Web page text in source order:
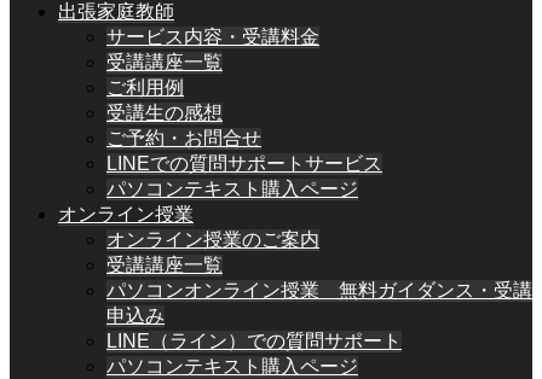
出張家庭教師
サービス内容・受講料金
受講講座一覧
ご利用例
受講生の感想
ご予約・お問合せ
LINEでの質問サポートサービス
パソコンテキスト購入ページ
オンライン授業
オンライン授業のご案内
受講講座一覧
パソコンオンライン授業 無料ガイダンス・受講
申込み
LINE（ライン）での質問サポート
パソコンテキスト購入ページ